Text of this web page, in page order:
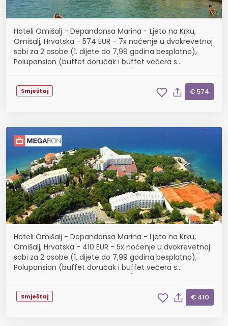
Hoteli Omišalj - Depandansa Marina - Ljeto na Krku,
Omišalj, Hrvatska - 574 EUR - 7x noćenje u dvokrevetnoj
sobi za 2 osobe (1. dijete do 7,99 godina besplatno),
Polupansion (buffet doručak i buffet večera s
Smještaj € 574
Hoteli Omišalj - Depandansa Marina - Ljeto na Krku,
Omišalj, Hrvatska - 410 EUR - 5x noćenje u dvokrevetnoj
sobi za 2 osobe (1. dijete do 7,99 godina besplatno),
Polupansion (buffet doručak i buffet večera s
Smještaj € 410